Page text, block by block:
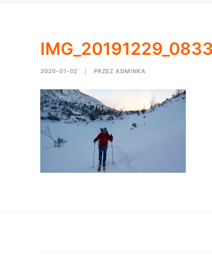
2020-01-02 PRZEZADMINKA